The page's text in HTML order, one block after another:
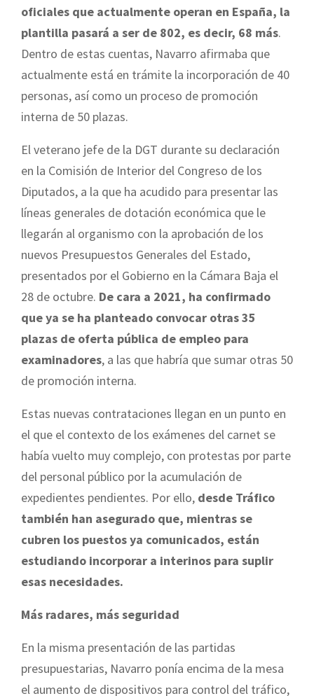
oficiales que actualmente operan en España, la
plantilla pasará a ser de 802, es decir, 68 más.
Dentro de estas cuentas, Navarro afirmaba que
actualmente está en trámite la incorporación de 40
personas, así como un proceso de promoción
interna de 50 plazas.
El veterano jefe de la DGT durante su declaración
en la Comisión de Interior del Congreso de los
Diputados, a la que ha acudido para presentar las
líneas generales de dotación económica que le
llegarán al organismo con la aprobación de los
nuevos Presupuestos Generales del Estado,
presentados por el Gobierno en la Cámara Baja el
28 de octubre. De cara a 2021, ha confirmado
que ya se ha planteado convocar otras 35
plazas de oferta pública de empleo para
examinadores, a las que habría que sumar otras 50
de promoción interna.
Estas nuevas contrataciones llegan en un punto en
el que el contexto de los exámenes del carnet se
había vuelto muy complejo, con protestas por parte
del personal público por la acumulación de
expedientes pendientes. Por ello, desde Tráfico
también han asegurado que, mientras se
cubren los puestos ya comunicados, están
estudiando incorporar a interinos para suplir
esas necesidades.
Más radares, más seguridad
En la misma presentación de las partidas
presupuestarias, Navarro ponía encima de la mesa
el aumento de dispositivos para control del tráfico,